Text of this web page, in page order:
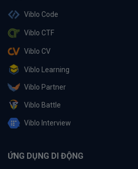
Viblo Code
Viblo CTF
Viblo CV
Viblo Learning
Viblo Partner
Viblo Battle
Viblo Interview
ỨNG DỤNG DI ĐỘNG